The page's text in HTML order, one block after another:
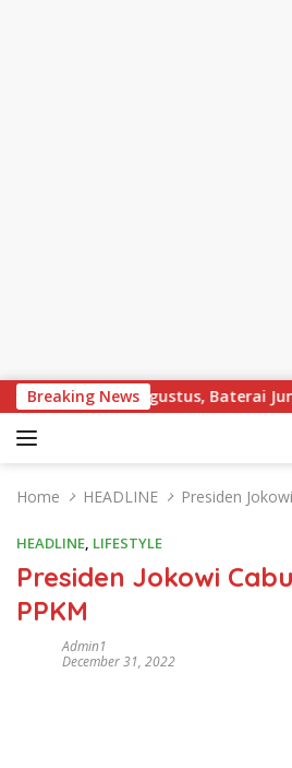
Breaking News
18 Agustus, Baterai Jumbo
Home HEADLINE Presiden
HEADLINE, LIFESTYLE
Presiden Jokowi
PPKM
Admin1
December 31, 2022